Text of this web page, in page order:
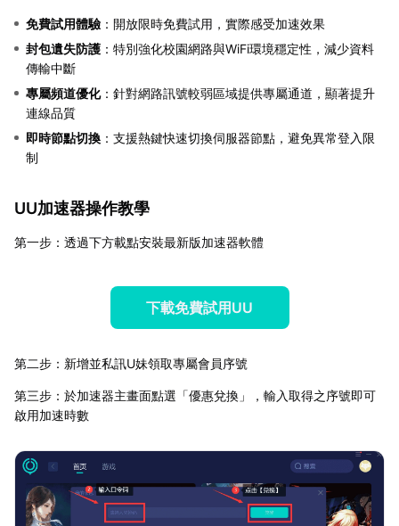
免費試用體驗 ：開放限時免費試用，實際感受加速效果
封包遺失防護 ：特別強化校園網路與WiFi環境穩定性，減少資料
傳輸中斷
專屬頻道優化：針對網路訊號較弱區域提供專屬通道，顯著提升
連線品質
即時節點切換 ：支援熱鍵快速切換伺服器節點，避免異常登入限
制
UU加速器操作教學
第一步：透過下方載點安裝最新版加速器軟體
下載免費試用UU
第二步：新增並私訊U妹領取專屬會員序號
第三步：於加速器主畫面點選「優惠兌換」，輸入取得之序號即可
啟用加速時數